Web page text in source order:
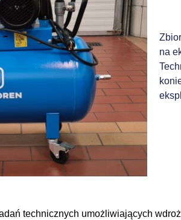
na
technicznych umożliwiających